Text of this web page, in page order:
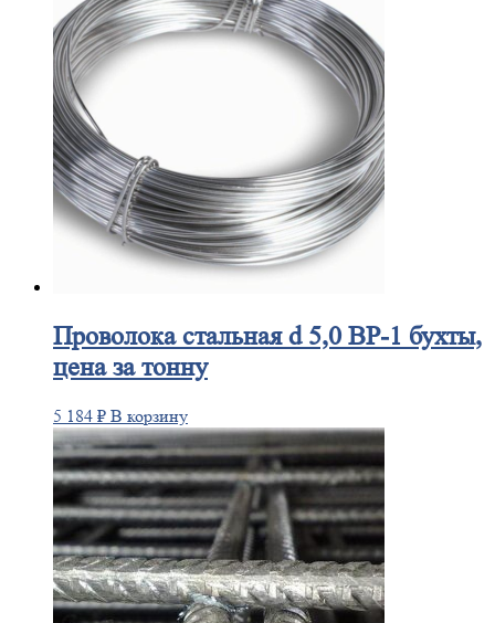
Проволокастальная d 5,0 ВР-1 бухты,
цена за тонну
5 184 ₽ В корзину